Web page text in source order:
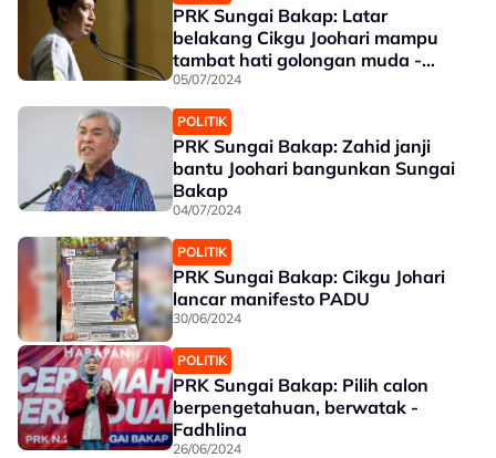
PRK Sungai Bakap: Latar
belakang Cikgu Joohari mampu
tambat hati golongan muda -
Adam Adli
05/07/2024
POLITIK
PRK Sungai Bakap: Zahid janji
bantu Joohari bangunkan Sungai
Bakap
04/07/2024
POLITIK
PRK Sungai Bakap: Cikgu Johari
lancar manifesto PADU
30/06/2024
POLITIK
PRK Sungai Bakap: Pilih calon
berpengetahuan, berwatak -
Fadhlina
26/06/2024